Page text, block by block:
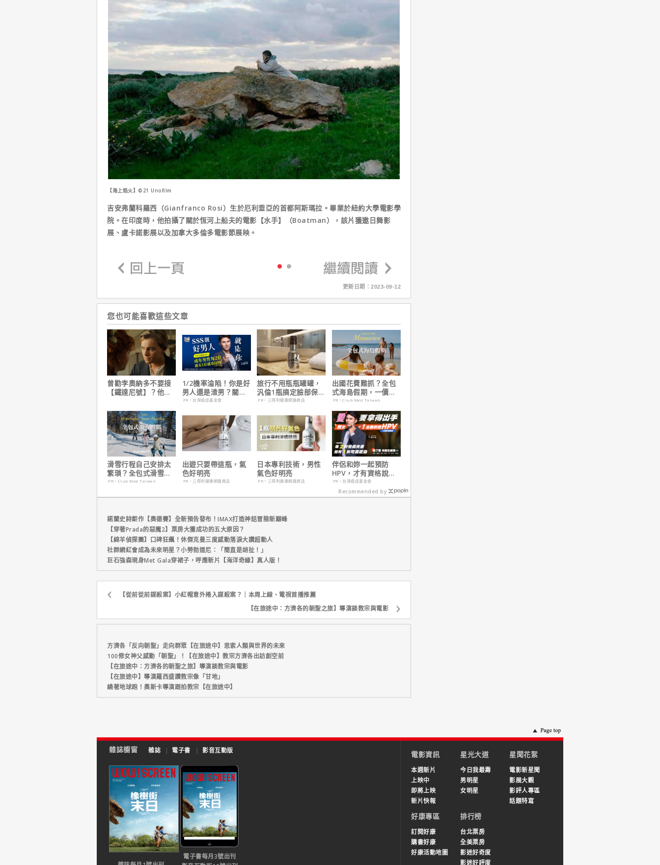
【海上焰火】©21 Unofilm
吉安弗蘭科羅西（Gianfranco Rosi）生於厄利垂亞的首都阿斯瑪拉。畢業於紐約大學電影學
院。在印度時，他拍攝了關於恆河上船夫的電影【水手】（Boatman），該片獲邀日舞影
展、盧卡諾影展以及加拿大多倫多電影節展映。
更新日期：2023-09-12
您也可能喜歡這些文章
曾勸李奧納多不要接
【鐵達尼號】？他
是誰」
1/2機率淪陷！你是好
男人還是渣男？關鍵
在這
PR・台灣癌症基金會
旅行不用瓶瓶罐罐，
汎倫1瓶搞定臉部保
養！
PR・三得利健康網路商店
出國花費難抓？全包
式海島假期，一價搞
定食宿玩樂，省錢更
省心！
PR・Club Med Taiwan
滑雪行程自己安排太
繁瑣？全包式滑雪假
期：出門即雪場，一
表！
PR・Club Med Taiwan
出遊只要帶這瓶，氣
色好明亮
PR・三得利健康網路商店
日本專利技術，男性
氣色好明亮
PR・三得利健康網路商店
伴侶和妳一起預防
HPV，才有資格說愛
妳！
PR・台灣癌症基金會
Recommended by
諾蘭史詩鉅作【奧德賽】全新預告發布！IMAX打造神話冒險新巔峰
【穿著Prada的惡魔2】票房大獲成功的五大原因？
【綿羊偵探團】口碑狂飆！休傑克曼三度感動落淚大讚超動人
社群網紅會成為未來明星？小勞勃道尼：「簡直是胡扯！」
巨石強森現身Met Gala穿裙子，呼應新片【海洋奇緣】真人版！
【從前從前謀殺案】小紅帽意外捲入謀殺案？｜本周上線、電視首播推薦
【在旅途中：方濟各的朝聖之旅】導演談教宗與電影
方濟各「反向朝聖」走向群眾【在旅途中】思索人類與世界的未來
100修女神父感動「朝聖」！【在旅途中】教宗方濟各出訪創空前
【在旅途中：方濟各的朝聖之旅】導演談教宗與電影
【在旅途中】導演羅西盛讚教宗像「甘地」
繞著地球跑！奧斯卡導演跟拍教宗【在旅途中】
雜誌櫥窗 雜誌 | 電子書 | 影音互動版
電子書每月3號出刊
電影資訊
本週新片
上映中
即將上映
新片快報
星光大道
今日我最壽
男明星
女明星
星聞花絮
電影新星聞
影展大觀
影評人專區
話題特寫
好康專區
訂閱好康
購書好康
好康活動地圖
排行榜
台北票房
全美票房
影迷好奇度
影迷好評度